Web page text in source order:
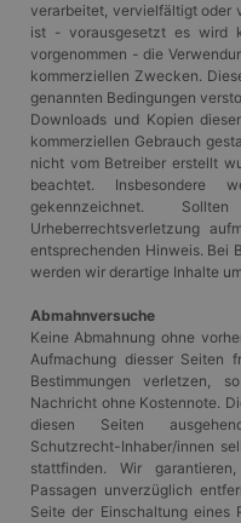
verarbeitet, vervielfältigt oder
ist - vorausgesetzt es wird
vorgenommen - die
kommerziellen Zwecken.
genannten Bedingungen
Downloads und Kopien
kommerziellen Gebrauch
nicht vom Betreiber erstellt
beachtet. Insbesondere
gekennzeichnet.
Urheberrechtsverletzung
entsprechenden Hinweis. Bei
werden wir derartige Inhalte
Abmahnversuche
Keine Abmahnung ohne
Aufmachung diesser Seiten
Bestimmungen verletzen,
Nachricht ohne Kostennote.
diesen Seiten
Schutzrecht-Inhaber/innen
stattfinden. Wir
Passagen unverzüglich
Seite der Einschaltung eines